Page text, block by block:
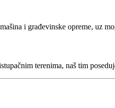
i građevinske opreme, uz
terenima, naš tim